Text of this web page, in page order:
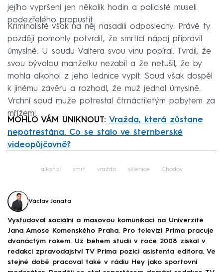
jejího vypršení jen několik hodin a policisté museli
podezřelého propustit.
Kriminalisté však na něj nasadili odposlechy. Právě ty
později pomohly potvrdit, že smrtící nápoj připravil
úmyslně. U soudu Valtera svou vinu popíral. Tvrdil, že
svou bývalou manželku nezabil a že netušil, že by
mohla alkohol z jeho lednice vypít. Soud však dospěl
k jinému závěru a rozhodl, že muž jednal úmyslně.
Vrchní soud muže potrestal čtrnáctiletým pobytem za
mřížemi.
MOHLO VÁM UNIKNOUT: Vražda, která zůstane
nepotrestána. Co se stalo ve šternberské
videopůjčovně?
alkohol smrt vražda sklenice Chodov
Václav Janata
Vystudoval sociální a masovou komunikaci na Univerzitě
Jana Amose Komenského Praha. Pro televizi Prima pracuje
dvanáctým rokem. Už během studií v roce 2008 získal v
redakci zpravodajství TV Prima pozici asistenta editora. Ve
stejné době pracoval také v rádiu Hey jako sportovní